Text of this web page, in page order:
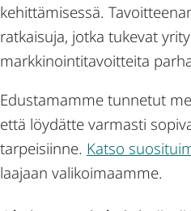
kehittämisessä.
ratkaisuja, jotka tukevat
markkinointitavoitteita
Edustamamme tunnetut
että löydätte varmasti
tarpeisiinne. Katso
laajaan valikoimaamme.